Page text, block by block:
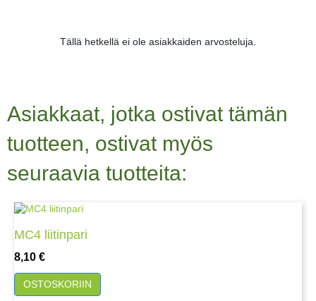
Tällä hetkellä ei ole asiakkaiden arvosteluja.
Asiakkaat, jotka ostivat tämän
tuotteen, ostivat myös
seuraavia tuotteita:
MC4 liitinpari
Hinta
8,10 €
OSTOSKORIIN